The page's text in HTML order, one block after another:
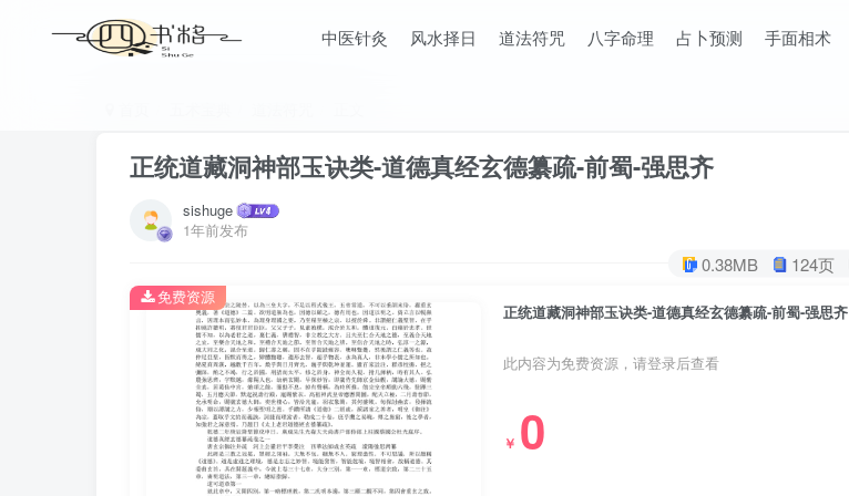
中医针灸 风水择日 道法符咒 八字命理 占卜预测 手面相术
正统道藏洞神部玉诀类-道德真经玄德纂疏-前蜀-强思齐
sishuge
1年前发布
0.38MB 124页
正统道藏洞神部玉诀类-道德真经玄德纂疏-前蜀-强思齐
此内容为免费资源，请登录后查看
￥ 0
免费资源